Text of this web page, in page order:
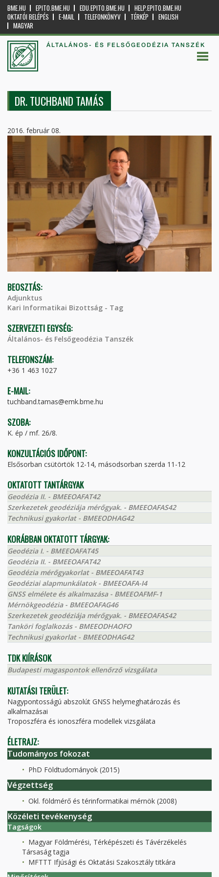
BME.HU EPITO.BME.HU EDU.EPITO.BME.HU
HELP.EPITO.BME.HU
OKTATÓI BELÉPÉS
E-MAIL TELEFONKÖNYV TÉRKÉP
ENGLISH
MAGYAR
ÁLTALÁNOS- ÉS FELSŐGEODÉZIA TANSZÉK
DR. TUCHBAND TAMÁS
2016. február 08.
BEOSZTÁS:
Adjunktus
Kari Informatikai Bizottság - Tag
SZERVEZETI EGYSÉG:
Általános- és Felsőgeodézia Tanszék
TELEFONSZÁM:
+36 1 463 1027
E-MAIL:
tuchband.tamas@emk.bme.hu
SZOBA:
K. ép / mf. 26/8.
KONZULTÁCIÓS IDŐPONT:
Elsősorban csütörtök 12-14, másodsorban szerda 11-12
OKTATOTT TANTÁRGYAK
Geodézia II. - BMEEOAFAT42
Szerkezetek geodéziája mérőgyak. - BMEEOAFAS42
Technikusi gyakorlat - BMEEODHAG42
KORÁBBAN OKTATOTT TÁRGYAK:
Geodézia I. - BMEEOAFAT45
Geodézia II. - BMEEOAFAT42
Geodézia mérőgyakorlat - BMEEOAFAT43
Geodéziai alapmunkálatok - BMEEOAFA-I4
GNSS elmélete és alkalmazása - BMEEOAFMF-1
Mérnökgeodézia - BMEEOAFAG46
Szerkezetek geodéziája mérőgyak. - BMEEOAFAS42
Tanköri foglalkozás - BMEEODHAOFO
Technikusi gyakorlat - BMEEODHAG42
TDK KIÍRÁSOK
Budapesti magaspontok ellenőrző vizsgálata
KUTATÁSI TERÜLET:
Nagypontosságú abszolút GNSS helymeghatározás és
alkalmazásai
Troposzféra és ionoszféra modellek vizsgálata
ÉLETRAJZ:
Tudományos fokozat
PhD Földtudományok (2015)
Végzettség
Okl. földmérő és térinformatikai mérnök (2008)
Közéleti tevékenység
Tagságok
Magyar Földmérési, Térképészeti és Távérzékelés
Társaság tagja
MFTTT Ifjúsági és Oktatási Szakosztály titkára